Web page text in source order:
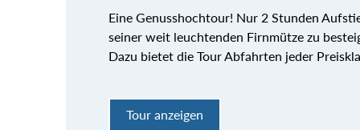
Eine Genusshochtour! Nur 2 Stunden
seiner weit leuchtenden Firnmütze zu
Dazu bietet die Tour Abfahrten jeder
Tour anzeigen